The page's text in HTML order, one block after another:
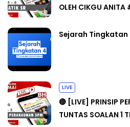
OLEH CIKGU
Sejarah Tingkatan
LIVE
🔴 [LIVE] PRINSIP
TUNTAS SOALAN 1